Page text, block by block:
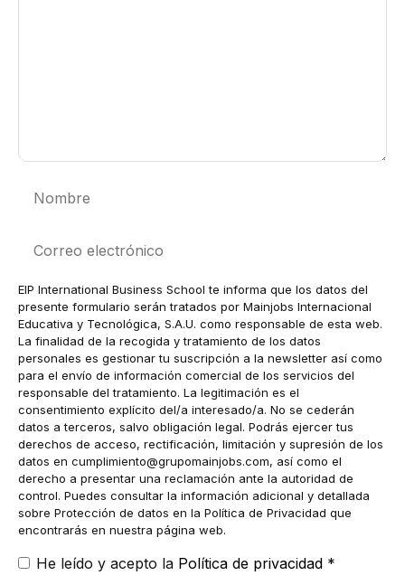
electrónico
EIP International Business School te informa que los datos del
presente formulario serán tratados por Mainjobs Internacional
Educativa y Tecnológica, S.A.U. como responsable de esta web.
La finalidad de la recogida y tratamiento de los datos
personales es gestionar tu suscripción a la newsletter así como
para el envío de información comercial de los servicios del
responsable del tratamiento. La legitimación es el
consentimiento explícito del/a interesado/a. No se cederán
datos a terceros, salvo obligación legal. Podrás ejercer tus
derechos de acceso, rectificación, limitación y supresión de los
datos en cumplimiento@grupomainjobs.com, así como el
derecho a presentar una reclamación ante la autoridad de
control. Puedes consultar la información adicional y detallada
sobre Protección de datos en la Política de Privacidad que
encontrarás en nuestra página web.
He leído y acepto la Política de privacidad *